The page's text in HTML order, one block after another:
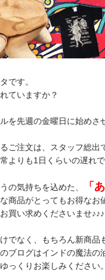
です。
ていますか？
を先週の金曜日に始めさ
ご注文は、スタッフ総出
よりも1日くらいの遅れ
の気持ちを込めた、 「
商品がとってもお得なお
買い求めくださいませ
でなく、もちろん新商品
ブログはインドの魔法の
っくりお楽しみください。